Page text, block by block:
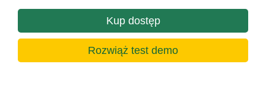
Kup dostęp
Rozwiąż test demo